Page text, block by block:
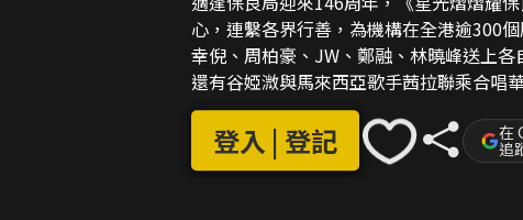
心，連繫各界行善，為機構在全港逾300個服務單位籌募經費
幸倪、周柏豪、JW、鄭融、林曉峰送上
還有谷婭溦與馬來西亞歌手茜拉聯乘合唱華語金曲。 此外，節目透過探訪
顧特殊幼兒、長者等多方面的服務；佘詩
登入 | 登記 在
追